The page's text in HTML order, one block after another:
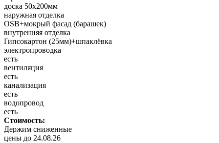
доска 50х200мм
наружная отделка
OSB+мокрый фасад (барашек)
внутренняя отделка
Гипсокартон (25мм)+шпаклёвка
электропроводка
есть
вентиляция
есть
канализация
есть
водопровод
есть
Стоимость:
Держим сниженные
цены до 24.08.26